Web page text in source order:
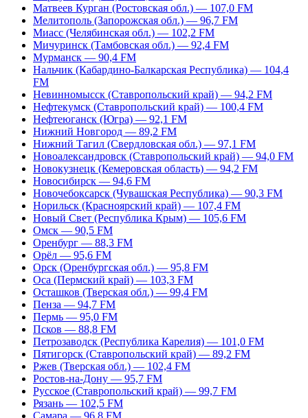
Матвеев Курган (Ростовская обл.) — 107,0 FM
Мелитополь (Запорожская обл.) — 96,7 FM
Миасс (Челябинская обл.) — 102,2 FM
Мичуринск (Тамбовская обл.) — 92,4 FM
Мурманск — 90,4 FM
Нальчик (Кабардино-Балкарская Республика) — 104,4
FM
Невинномысск (Ставропольский край) — 94,2 FM
Нефтекумск (Ставропольский край) — 100,4 FM
Нефтеюганск (Югра) — 92,1 FM
Нижний Новгород — 89,2 FM
Нижний Тагил (Свердловская обл.) — 97,1 FM
Новоалександровск (Ставропольский край) — 94,0 FM
Новокузнецк (Кемеровская область) — 94,2 FM
Новосибирск — 94,6 FM
Новочебоксарск (Чувашская Республика) — 90,3 FM
Норильск (Красноярский край) — 107,4 FM
Новый Свет (Республика Крым) — 105,6 FM
Омск — 90,5 FM
Оренбург — 88,3 FM
Орёл — 95,6 FM
Орск (Оренбургская обл.) — 95,8 FM
Оса (Пермский край) — 103,3 FM
Осташков (Тверская обл.) — 99,4 FM
Пенза — 94,7 FM
Пермь — 95,0 FM
Псков — 88,8 FM
Петрозаводск (Республика Карелия) — 101,0 FM
Пятигорск (Ставропольский край) — 89,2 FM
Ржев (Тверская обл.) — 102,4 FM
Ростов-на-Дону — 95,7 FM
Русское (Ставропольский край) — 99,7 FM
Рязань — 102,5 FM
Самара — 96,8 FM